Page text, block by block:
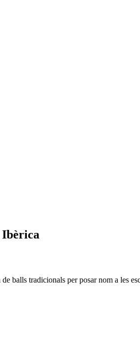
Ibèrica
balls tradicionals per posar nom a les